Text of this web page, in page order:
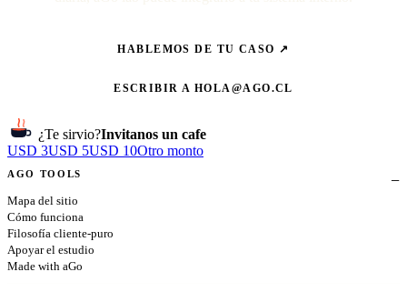
HABLEMOS DE TU CASO ↗
ESCRIBIR A HOLA@AGO.CL
¿Te sirvio?Invitanos un cafe
USD 3USD 5USD 10Otro monto
AGO TOOLS
Mapa del sitio
Cómo funciona
Filosofía cliente-puro
Apoyar el estudio
Made with aGo